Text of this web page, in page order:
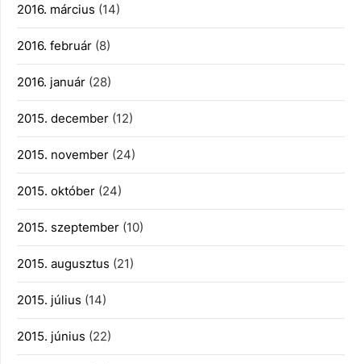
2016. március (14)
2016. február (8)
2016. január (28)
2015. december (12)
2015. november (24)
2015. október (24)
2015. szeptember (10)
2015. augusztus (21)
2015. július (14)
2015. június (22)